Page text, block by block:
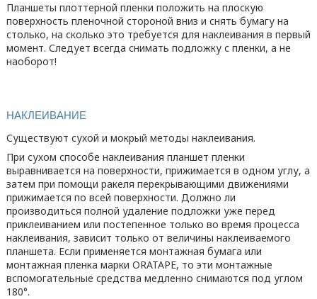
Планшеты плоттерной пленки положить на плоскую
поверхность пленочной стороной вниз и снять бумагу на
столько, на сколько это требуется для наклеивания в первый
момент. Следует всегда снимать подложку с пленки, а не
наоборот!
НАКЛЕИВАНИЕ
Существуют сухой и мокрый методы наклеивания.
При сухом способе наклеивания планшет пленки
выравнивается на поверхности, прижимается в одном углу, а
затем при помощи ракеля перекрывающими движениями
прижимается по всей поверхности. Должно ли
производиться полной удаление подложки уже перед
приклеиванием или постепенное только во время процесса
наклеивания, зависит только от величины наклеиваемого
планшета. Если применяется монтажная бумага или
монтажная пленка марки ORATAPE, то эти монтажные
вспомогательные средства медленно снимаются под углом
180°.